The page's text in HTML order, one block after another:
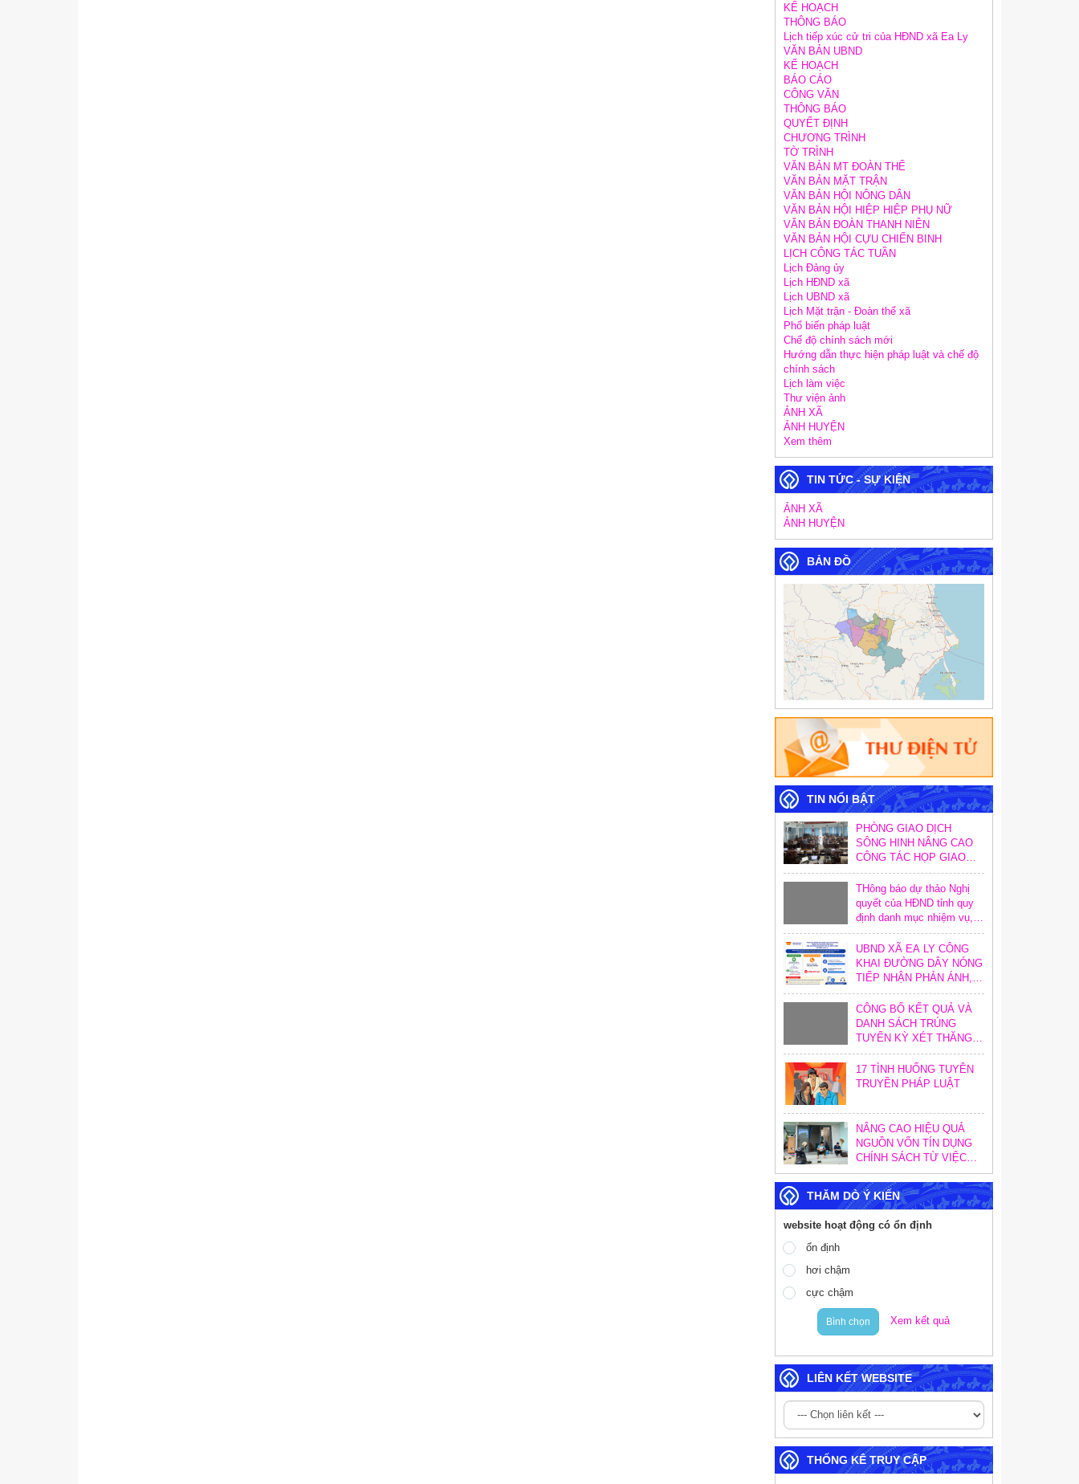
KẾ HOẠCH
THÔNG BÁO
Lịch tiếp xúc cử tri của HĐND xã Ea Ly
VĂN BẢN UBND
KẾ HOẠCH
BÁO CÁO
CÔNG VĂN
THÔNG BÁO
QUYẾT ĐỊNH
CHƯƠNG TRÌNH
TỜ TRÌNH
VĂN BẢN MT ĐOÀN THỂ
VĂN BẢN MẶT TRẬN
VĂN BẢN HỘI NÔNG DÂN
VĂN BẢN HỘI HIỆP HIỆP PHỤ NỮ
VĂN BẢN ĐOÀN THANH NIÊN
VĂN BẢN HỘI CỰU CHIẾN BINH
LỊCH CÔNG TÁC TUẦN
Lịch Đảng ủy
Lịch HĐND xã
Lịch UBND xã
Lịch Mặt trận - Đoàn thể xã
Phổ biến pháp luật
Chế độ chính sách mới
Hướng dẫn thực hiện pháp luật và chế độ
chính sách
Lịch làm việc
Thư viện ảnh
ẢNH XÃ
ẢNH HUYỆN
Xem thêm
TIN TỨC - SỰ KIỆN
ẢNH XÃ
ẢNH HUYỆN
BẢN ĐỒ
TIN NỔI BẬT
PHÒNG GIAO DỊCH
SÔNG HINH NÂNG CAO
CÔNG TÁC HỌP GIAO
BAN TẠI ĐIỂM GIAO
DỊCH
THông báo dự thảo Nghị
quyết của HĐND tỉnh quy
định danh mục nhiệm vụ,
hoạt động và định mức
khoán chi trong công tác
xây dựng văn bản quy
phạm pháp luật trên địa
UBND XÃ EA LY CÔNG
KHAI ĐƯỜNG DÂY NÓNG
TIẾP NHẬN PHẢN ÁNH,
KIẾN NGHỊ VỀ THỦ TỤC
HÀNH CHÍNH
CÔNG BỐ KẾT QUẢ VÀ
DANH SÁCH TRÚNG
TUYỂN KỲ XÉT THĂNG
HẠNG CHỨC DANH NGHỀ
NGHIỆP GIÁO VIÊN NĂM
2026
17 TÌNH HUỐNG TUYÊN
TRUYỀN PHÁP LUẬT
NÂNG CAO HIỆU QUẢ
NGUỒN VỐN TÍN DỤNG
CHÍNH SÁCH TỪ VIỆC
TĂNG CƯỜNG CÔNG
TÁC KIỂM TRA, KIỂM
SOÁT NỘI BỘ
THĂM DÒ Ý KIẾN
website hoạt động có ổn định
ổn định
hơi chậm
cực chậm
Bình chọn Xem kết quả
LIÊN KẾT WEBSITE
THỐNG KÊ TRUY CẬP